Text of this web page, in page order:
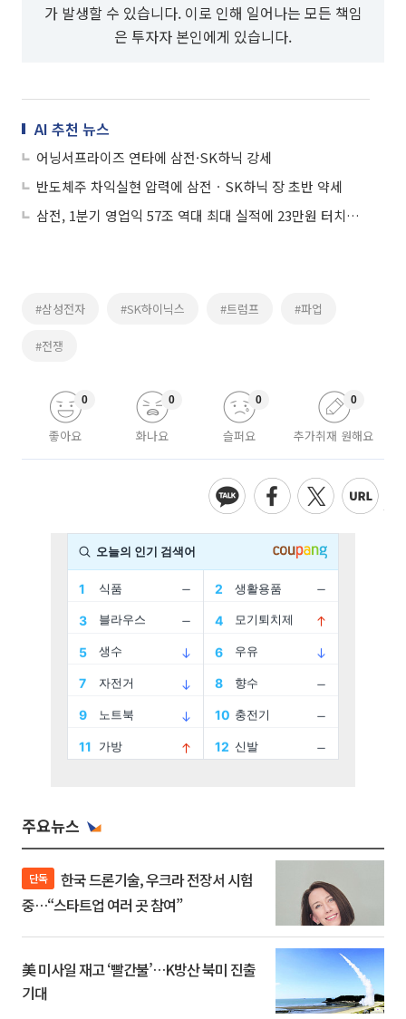
가 발생할 수 있습니다. 이로 인해 일어나는 모든 책임
은 투자자 본인에게 있습니다.
AI 추천 뉴스
어닝서프라이즈 연타에 삼전·SK하닉 강세
반도체주 차익실현 압력에 삼전ㆍSK하닉 장 초반 약세
삼전, 1분기 영업익 57조 역대 최대 실적에 23만원 터치…SK하닉도 ↑
#삼성전자 #SK하이닉스 #트럼프 #파업
#전쟁
좋아요
0
화나요
0
슬퍼요
0
추가취재 원해요
0
주요뉴스
단독
중…“스타트업 여러 곳 참여”
美 미사일 재고 ‘빨간불’…K방산 북미 진출
기대